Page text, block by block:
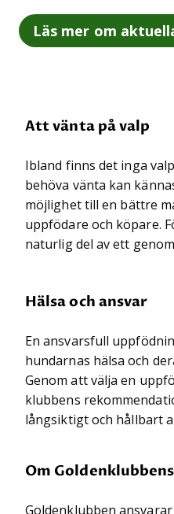
Läs mer om
Att vänta på valp
Ibland finns det inga
behöva vänta kan
möjlighet till en bättre
uppfödare och köpare.
naturlig del av ett
Hälsa och ansvar
En ansvarsfull
hundarnas hälsa och
Genom att välja en
klubbens
långsiktigt och hållbart
Om
Goldenklubben